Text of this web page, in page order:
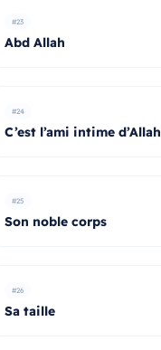
#23
Abd Allah
#24
C’est l’ami intime d’Allah
#25
Son noble corps
#26
Sa taille